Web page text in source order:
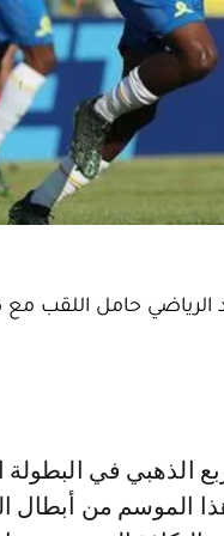
الرياضي حامل اللقب
الموسم من أبطال